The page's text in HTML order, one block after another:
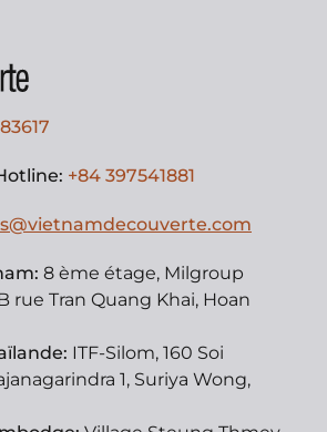
+84 397541881
8 ème étage, Milgroup
rue Tran Quang Khai, Hoan
ITF-Silom, 160 Soi
1, Suriya Wong,